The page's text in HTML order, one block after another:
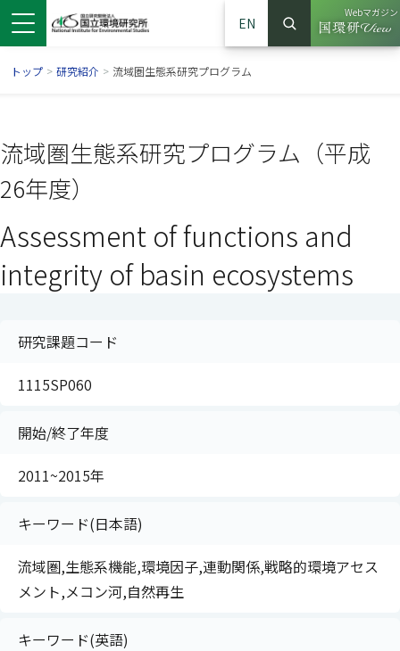
EN
サイト内検索
検索
Webマガジン
（別ウイ
トップ > 研究紹介 > 流域圏生態系研究プログラム
流域圏生態系研究プログラム（平成
26年度）
Assessment of functions and
integrity of basin ecosystems
研究課題コード
1115SP060
開始/終了年度
2011~2015年
キーワード(日本語)
流域圏,生態系機能,環境因子,連動関係,戦略的環境アセス
メント,メコン河,自然再生
キーワード(英語)